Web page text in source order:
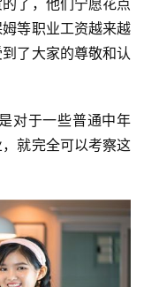
等职业工资越来越
了大家的尊敬和认
对于一些普通中年
就完全可以考察这